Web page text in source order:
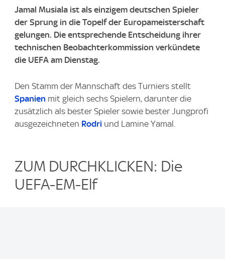
Jamal Musiala ist als einzigem deutschen Spieler
der Sprung in die Topelf der Europameisterschaft
gelungen. Die entsprechende Entscheidung ihrer
technischen Beobachterkommission verkündete
die UEFA am Dienstag.
Den Stamm der Mannschaft des Turniers stellt
Spanien mit gleich sechs Spielern, darunter die
zusätzlich als bester Spieler sowie bester Jungprofi
ausgezeichneten Rodri und Lamine Yamal.
ZUM DURCHKLICKEN: Die
UEFA-EM-Elf